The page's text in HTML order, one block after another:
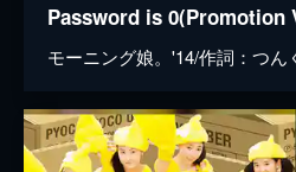
Password is 0(Promotion
モーニング娘。'14/作詞：つん